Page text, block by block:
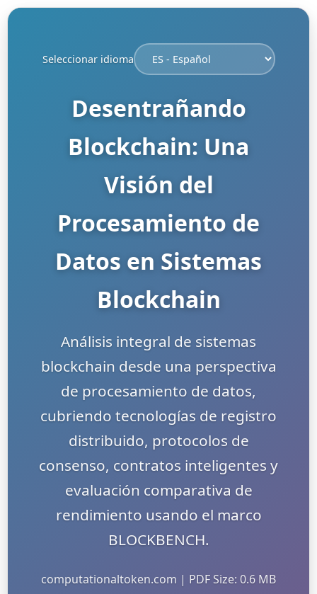
Seleccionar idioma
Desentrañando
Blockchain: Una
Visión del
Procesamiento de
Datos en Sistemas
Blockchain
Análisis integral de sistemas
blockchain desde una perspectiva
de procesamiento de datos,
cubriendo tecnologías de registro
distribuido, protocolos de
consenso, contratos inteligentes y
evaluación comparativa de
rendimiento usando el marco
BLOCKBENCH.
computationaltoken.com | PDF Size: 0.6 MB